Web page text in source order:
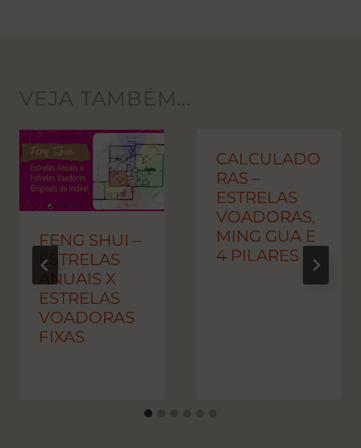
VEJA TAMBÉM...
FENG SHUI –
ESTRELAS
ANUAIS X
ESTRELAS
VOADORAS
FIXAS
CALCULADO
RAS –
ESTRELAS
VOADORAS,
MING GUA E
4 PILARES